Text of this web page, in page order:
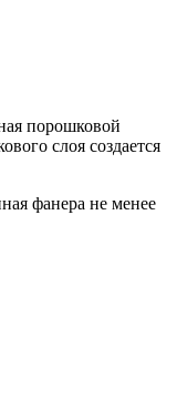
порошковой
слоя создается
фанера не менее